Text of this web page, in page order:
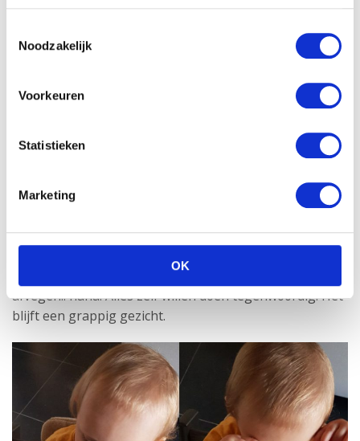
Noodzakelijk
Voorkeuren
Statistieken
Marketing
OK
Zelf doen
kiwi. Meneer wil daarna natuurlijk zelf z’n snoet
afvegen.. haha! Alles zelf willen doen tegenwoordig. Het
blijft een grappig gezicht.